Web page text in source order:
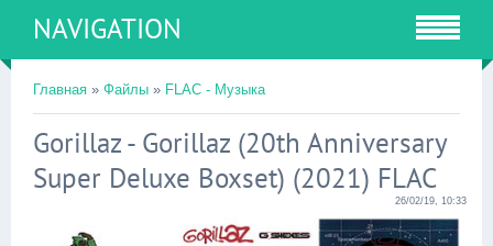
NAVIGATION
Главная » Файлы » FLAC - Музыка
Gorillaz - Gorillaz (20th Anniversary
Super Deluxe Boxset) (2021) FLAC
26/02/19, 10:33